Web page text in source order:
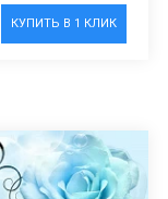
КУПИТЬ В 1 КЛИК